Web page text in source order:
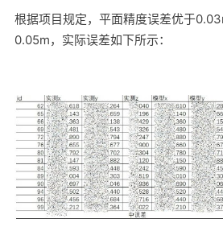
根据项目规定，平面精度误差优于
0.05m，实际误差如下所示：